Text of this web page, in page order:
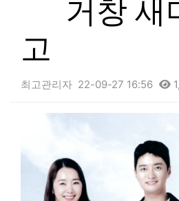
거창 새
고
최고관리자 22-09-27 16:56
본문